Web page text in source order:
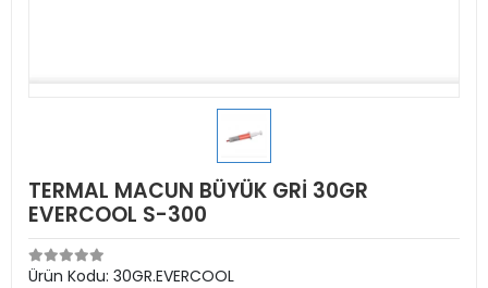
TERMAL MACUN BÜYÜK GRİ 30GR
EVERCOOL S-300
Ürün Kodu: 30GR.EVERCOOL